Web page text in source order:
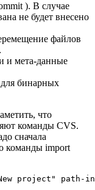
). В случае
не будет внесено
файлов
и мета-данные
бинарных
что
команды CVS.
сначала
команды import
project" path-